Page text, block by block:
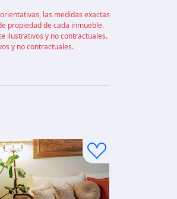
las medidas exactas
propiedad de cada inmueble.
ilustrativos y no contractuales.
y no contractuales.